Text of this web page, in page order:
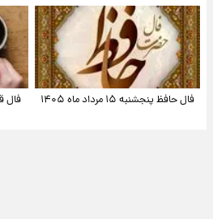
فال حافظ پنجشنبه ۱۵ مرداد ماه ۱۴۰۵